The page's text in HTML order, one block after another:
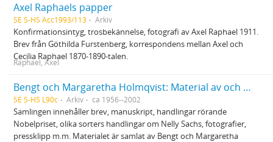
Axel Raphaels papper
SE S-HS Acc1993/113 Arkiv
Konfirmationsintyg, trosbekännelse, fotografi av Axel Raphael 1911.
Brev från Göthilda Furstenberg, korrespondens mellan Axel och
Cecilia Raphael 1870-1890-talen.
Raphael, Axel
Bengt och Margaretha Holmqvist: Material av och om Nelly Sachs
SE S-HS L90c Arkiv ca 1956--2002
Samlingen innehåller brev, manuskript, handlingar rörande
Nobelpriset, olika sorters handlingar om Nelly Sachs, fotografier,
pressklipp m.m. Materialet är samlat av Bengt och Margaretha